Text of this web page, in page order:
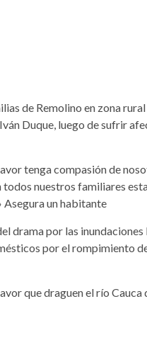
de Remolino en zona
Duque, luego de sufrir
tenga compasión de
todos nuestros familiares
Asegura un habitante
drama por las
por el rompimiento
que draguen el río